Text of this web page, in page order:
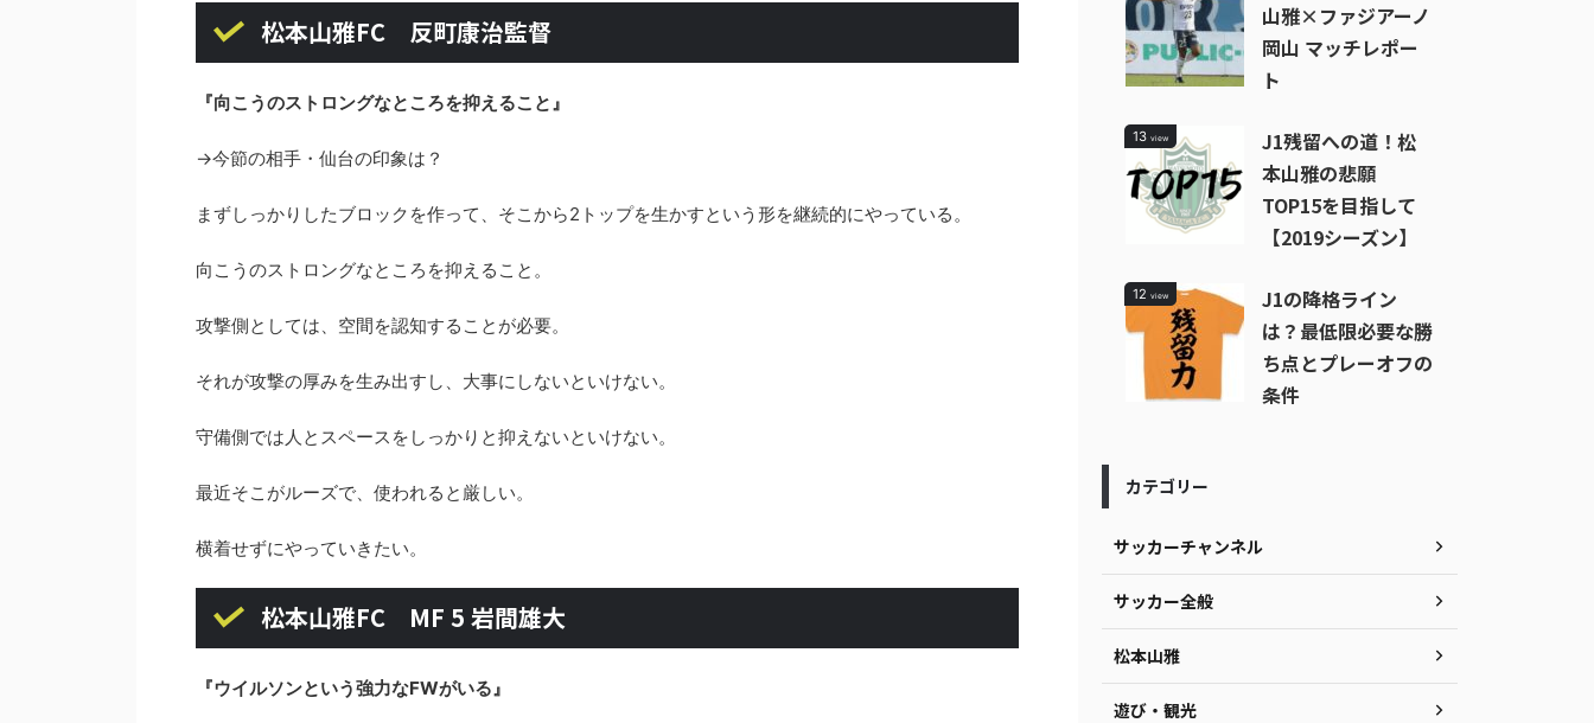
松本山雅FC 反町康治監督
『向こうのストロングなところを抑えること』
→今節の相手・仙台の印象は？
まずしっかりしたブロックを作って、そこから2トップを生かすという形を継続的にやっている。
向こうのストロングなところを抑えること。
攻撃側としては、空間を認知することが必要。
それが攻撃の厚みを生み出すし、大事にしないといけない。
守備側では人とスペースをしっかりと抑えないといけない。
最近そこがルーズで、使われると厳しい。
横着せずにやっていきたい。
松本山雅FC MF 5 岩間雄大
『ウイルソンという強力なFWがいる』
山雅×ファジアーノ
岡山 マッチレポー
ト
13 view
J1残留への道！松
本山雅の悲願
TOP15を目指して
【2019シーズン】
12 view
J1の降格ライン
は？最低限必要な勝
ち点とプレーオフの
条件
カテゴリー
サッカーチャンネル
サッカー全般
松本山雅
遊び・観光